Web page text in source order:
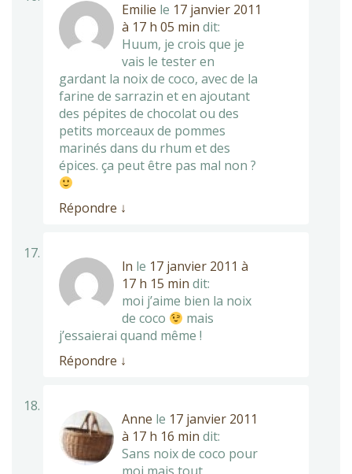
Emilie le 17 janvier 2011
à 17 h 05 min dit:
Huum, je crois que je
vais le tester en
gardant la noix de coco, avec de la
farine de sarrazin et en ajoutant
des pépites de chocolat ou des
petits morceaux de pommes
marinés dans du rhum et des
épices. ça peut être pas mal non ?
Répondre ↓
ln le 17 janvier 2011 à
17 h 15 min dit:
moi j’aime bien la noix
de coco
mais
j’essaierai quand même !
Répondre ↓
Anne le 17 janvier 2011
à 17 h 16 min dit:
Sans noix de coco pour